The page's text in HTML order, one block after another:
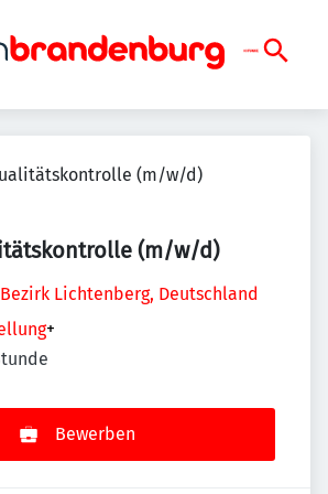
(m/w/d)
(m/w/d)
Lichtenberg, Deutschland
+
Bewerben